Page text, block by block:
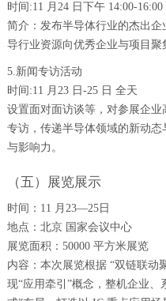
时间:11 月24 日下午 14:00-16:00
简介：发布半导体行业的杰出企
导行业资源向优秀企业与项目聚
5.新闻专访活动
时间:11 月23 日-25 日 全天
设置面对面访谈等，对参展企
专访，传递半导体领域的新动
与影响力。
（五）展览展示
时间：11 月23—25日
地点：北京 国家会议中心
展览面积：50000 平方米展览
内容：本次展览根据 “双链联动
现“应用牵引”概念，整机企业、